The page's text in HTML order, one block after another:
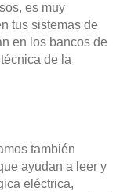
es muy
tus sistemas de
en los bancos de
de la
también
ayudan a leer y
eléctrica,